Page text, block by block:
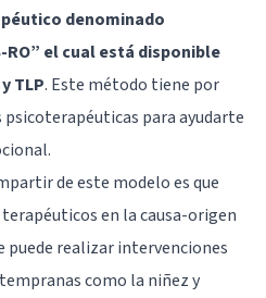
denominado
RO” el cual está disponible
TLP. Este método tiene por
para ayudarte
de este modelo es que
en la causa-origen
puede realizar intervenciones
como la niñez y